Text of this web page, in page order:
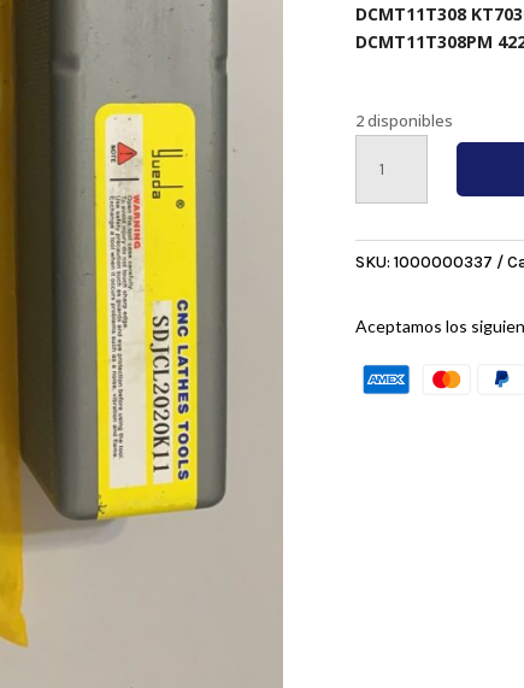
DCMT11T308
DCMT11T308PM
2 disponibles
SDJCL2020K11
cantidad
SKU: 1000000337
Aceptamos los